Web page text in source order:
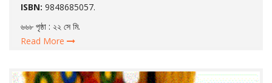
ISBN: 9848685057.
৬৬৮ পৃষ্ঠা : ২২ সে মি.
Read More